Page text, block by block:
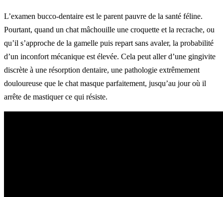
L’examen bucco-dentaire est le parent pauvre de la santé féline.
Pourtant, quand un chat mâchouille une croquette et la recrache, ou
qu’il s’approche de la gamelle puis repart sans avaler, la probabilité
d’un inconfort mécanique est élevée. Cela peut aller d’une gingivite
discrète à une résorption dentaire, une pathologie extrêmement
douloureuse que le chat masque parfaitement, jusqu’au jour où il
arrête de mastiquer ce qui résiste.